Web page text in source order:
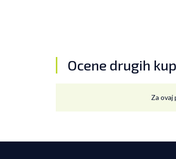
Ocene drugih
Za ovaj